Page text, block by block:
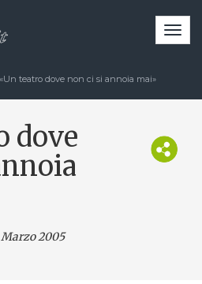
«Un teatro dove non ci si annoia mai»
dove
2005